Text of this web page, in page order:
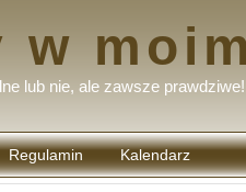
w
lub nie, ale zawsze prawdziwe!
Regulamin Kalendarz